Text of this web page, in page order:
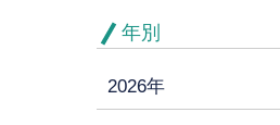
年別
2026年